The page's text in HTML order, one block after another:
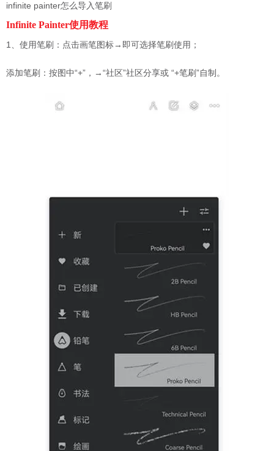
infinite painter怎么导入笔刷
Infinite Painter使用教程
1、使用笔刷：点击画笔图标→即可选择笔刷使用；
添加笔刷：按图中“+”，→“社区”社区分享或 “+笔刷”自制。